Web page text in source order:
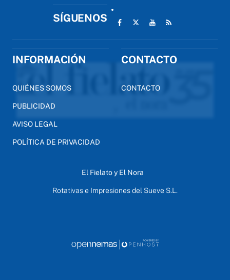
SÍGUENOS
INFORMACIÓN
QUIÉNES SOMOS
PUBLICIDAD
AVISO LEGAL
POLÍTICA DE PRIVACIDAD
CONTACTO
CONTACTO
El Fielato y El Nora
Rotativas e Impresiones del Sueve S.L.